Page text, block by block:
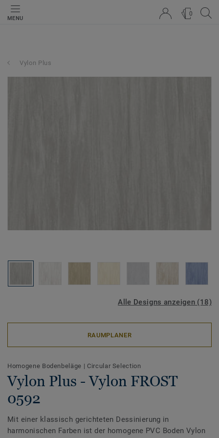
MENU
0
Vylon Plus
Alle Designs anzeigen (18)
RAUMPLANER
Homogene Bodenbeläge | Circular Selection
Vylon Plus - Vylon FROST
0592
Mit einer klassisch gerichteten Dessinierung in
harmonischen Farben ist der homogene PVC Boden Vylon